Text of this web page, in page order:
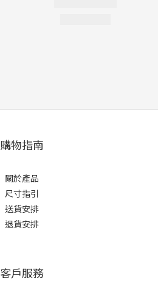
購物指南
關於產品
尺寸指引
送貨安排
退貨安排
客戶服務